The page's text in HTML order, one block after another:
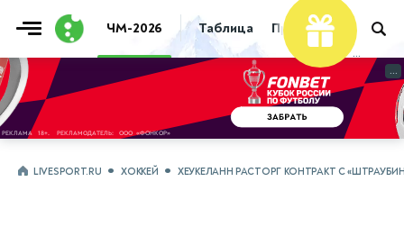
ЧМ-2026 Таблица Прогнозы Live
...
...
LIVESPORT.RU ХОККЕЙ ХЕУКЕЛАНН РАСТОРГ КОНТРАКТ С